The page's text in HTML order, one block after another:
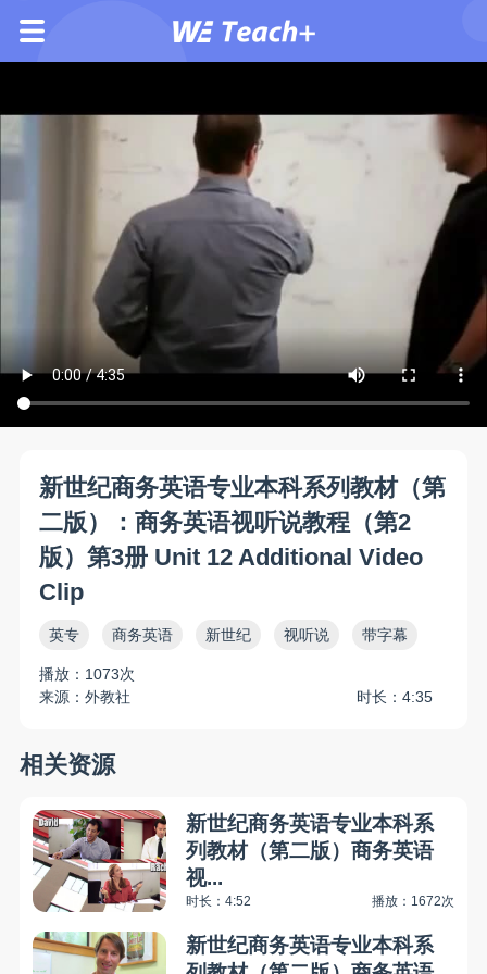
新世纪商务英语专业本科系列教材（第
二版）：商务英语视听说教程（第2
版）第3册 Unit 12 Additional Video
Clip
英专 商务英语 新世纪 视听说 带字幕
播放：1073次
来源：外教社
时长：4:35
相关资源
新世纪商务英语专业本科系
列教材（第二版）商务英语
视...
时长：4:52 播放：1672次
新世纪商务英语专业本科系